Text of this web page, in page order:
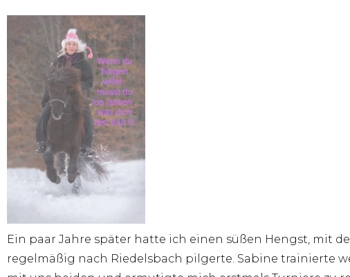
Ein paar Jahre später hatte ich einen süßen Hengst, mit
regelmäßig nach Riedelsbach pilgerte. Sabine trainierte